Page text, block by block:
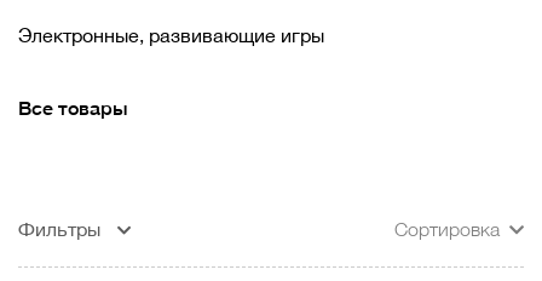
Электронные, развивающие игры
Все товары
Фильтры Сортировка